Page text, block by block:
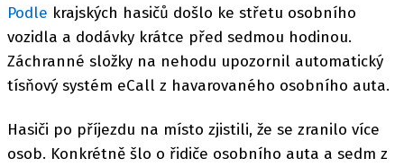
Podle krajských hasičů došlo ke střetu osobního
vozidla a dodávky krátce před sedmou hodinou.
Záchranné složky na nehodu upozornil automatický
tísňový systém eCall z havarovaného osobního auta.
Hasiči po příjezdu na místo zjistili, že se zranilo více
osob. Konkrétně šlo o řidiče osobního auta a sedm z